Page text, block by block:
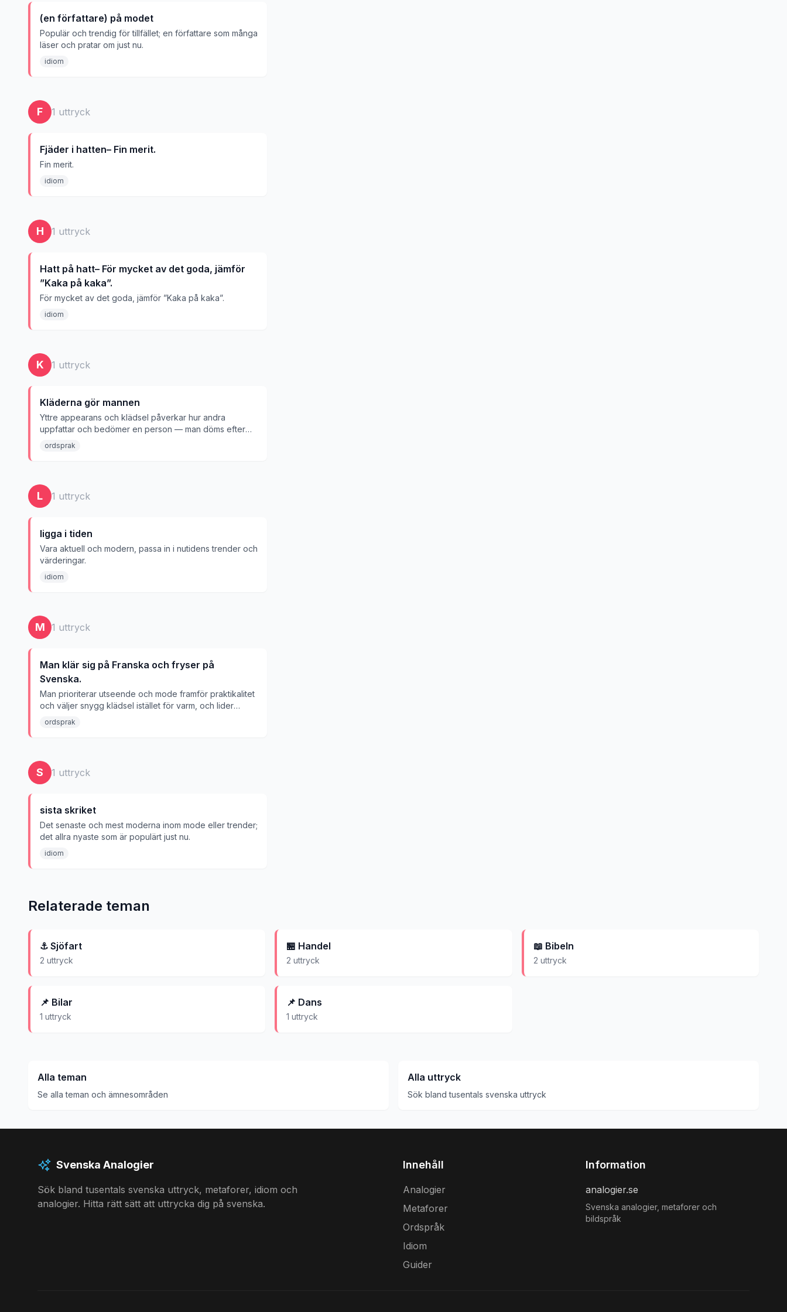
(en författare) på modet
Populär och trendig för tillfället; en författare som många
läser och pratar om just nu.
idiom
F 1 uttryck
Fjäder i hatten– Fin merit.
Fin merit.
idiom
H 1 uttryck
Hatt på hatt– För mycket av det goda, jämför
”Kaka på kaka”.
För mycket av det goda, jämför ”Kaka på kaka”.
idiom
K 1 uttryck
Kläderna gör mannen
Yttre appearans och klädsel påverkar hur andra
uppfattar och bedömer en person — man döms efter
sitt yttre.
ordsprak
L 1 uttryck
ligga i tiden
Vara aktuell och modern, passa in i nutidens trender och
värderingar.
idiom
M 1 uttryck
Man klär sig på Franska och fryser på
Svenska.
Man prioriterar utseende och mode framför praktikalitet
och väljer snygg klädsel istället för varm, och lider
följaktligen av kylan.
ordsprak
S 1 uttryck
sista skriket
Det senaste och mest moderna inom mode eller trender;
det allra nyaste som är populärt just nu.
idiom
Relaterade teman
⚓ Sjöfart
2 uttryck
🏪 Handel
2 uttryck
📖 Bibeln
2 uttryck
📌 Bilar
1 uttryck
📌 Dans
1 uttryck
Alla teman
Se alla teman och ämnesområden
Alla uttryck
Sök bland tusentals svenska uttryck
Svenska Analogier
Sök bland tusentals svenska uttryck, metaforer, idiom och
analogier. Hitta rätt sätt att uttrycka dig på svenska.
Innehåll
Analogier
Metaforer
Ordspråk
Idiom
Guider
Information
analogier.se
Svenska analogier, metaforer och
bildspråk